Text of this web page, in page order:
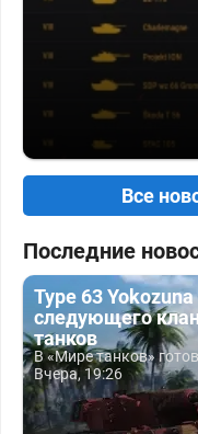
Все
Последние
Type 63
следующего
танков
В «Мире танков»
Вчера, 19:26